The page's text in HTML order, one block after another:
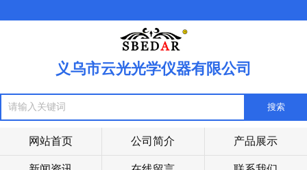
义乌市云光光学仪器有限公司
网站首页 公司简介 产品展示